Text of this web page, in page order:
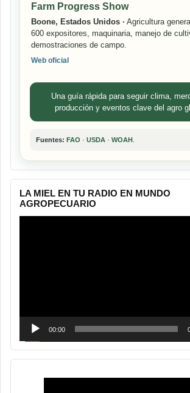
Farm Progress Show
Boone, Estados Unidos · Agricultura
600 expositores, maquinaria, manejo de
demostraciones de campo.
Web oficial
Una guía rápida para seguir clima,
producción y eventos clave del agro
Fuentes: FAO · USDA · WOAH
LA MIEL EN TU RADIO EN MUNDO
AGROPECUARIO
00:00